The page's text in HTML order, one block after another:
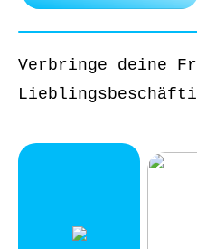
Verbringe deine